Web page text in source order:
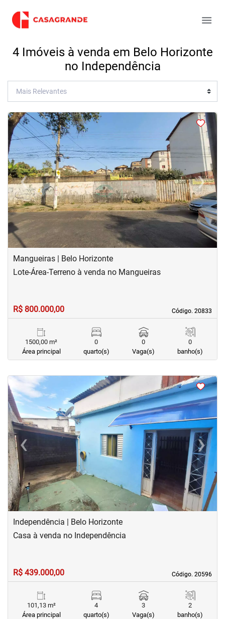
4 Imóveis à venda em Belo Horizonte
no Independência
<<<<
‹Previous ›Next
Mangueiras | Belo Horizonte
Código. 20833
Código. 20833
Lote-Área-Terreno à venda no Mangueiras
R$ 800.000,00
1500,00 m²
Área principal
0
quarto(s)
0
Vaga(s)
0
banho(s)
< <<
‹Previous ›Next
Independência | Belo Horizonte
Código. 20596
Código. 20596
Casa à venda no Independência
R$ 439.000,00
101,13 m²
Área principal
4
quarto(s)
3
Vaga(s)
2
banho(s)